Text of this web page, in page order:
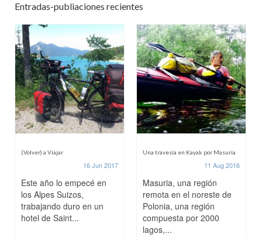
Entradas-publiaciones recientes
(Volver) a Viajar
16 Jun 2017
Este año lo empecé en
los Alpes Suizos,
trabajando duro en un
hotel de Saint...
Una travesía en Kayak por Masuria
11 Aug 2016
Masuria, una región
remota en el noreste de
Polonia, una región
compuesta por 2000
lagos,...